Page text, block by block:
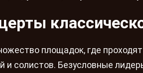
площадок, где
и солистов. Безусловные